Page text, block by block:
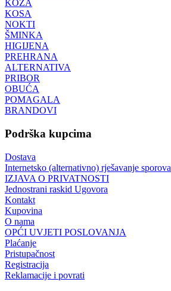
KOŽA
KOSA
NOKTI
ŠMINKA
HIGIJENA
PREHRANA
ALTERNATIVA
PRIBOR
OBUĆA
POMAGALA
BRANDOVI
Podrška kupcima
Dostava
Internetsko (alternativno) rješavanje sporova
IZJAVA O PRIVATNOSTI
Jednostrani raskid Ugovora
Kontakt
Kupovina
O nama
OPĆI UVJETI POSLOVANJA
Plaćanje
Pristupačnost
Registracija
Reklamacije i povrati